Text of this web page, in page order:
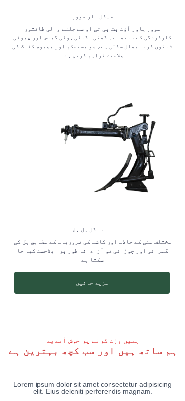
سیکل بار موور
موور پاور آؤٹ پٹ: پی ٹی او سے چلنے والی طاقتور
کارکردگی کے ساتھ۔ یہ گھنی اگائی ہوئی گھاس اور چھوٹی
شاخوں کو سنبھال سکتی ہے، جو مستحکم اور مضبوط کٹنگ کی
صلاحیت فراہم کرتی ہے۔
مختلف مٹی کے حالات اور کاشت کی ضروریات کے مطابق ہل کی
گہرائی اور چوڑائی کو آزادانہ طور پر ایڈجسٹ کیا جا
سکتا ہے
مزید جانیں
سنگل ہل ہل
ہمیں وزٹ کرنے پر خوش آمدید
ہم ساتھ ہیں اور سب کچھ بہترین ہے
Lorem ipsum dolor sit amet consectetur adipisicing
elit. Eius deleniti perferendis magnam.